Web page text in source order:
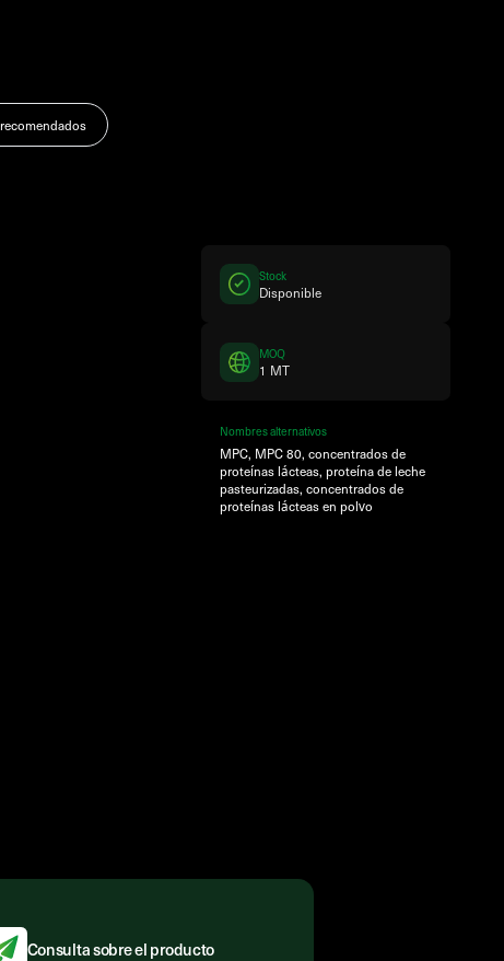
Stock
Disponible
MOQ
1 MT
Nombres alternativos
MPC, MPC 80, concentrados de
proteínas lácteas, proteína de leche
pasteurizadas, concentrados de
proteínas lácteas en polvo
Consulta sobre el producto